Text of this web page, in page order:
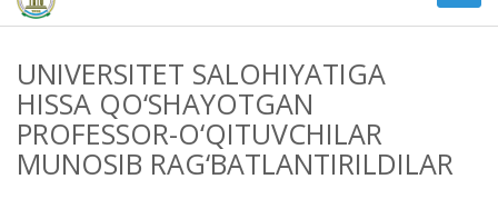
UNIVERSITET SALOHIYATIGA
HISSA QO‘SHAYOTGAN
PROFESSOR-O‘QITUVCHILAR
MUNOSIB RAG‘BATLANTIRILDILAR